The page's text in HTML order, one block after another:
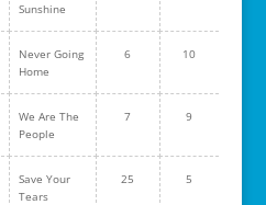
Sunshine
Never Going
Home
6 10
We Are The
People
7 9
Save Your
Tears
25 5